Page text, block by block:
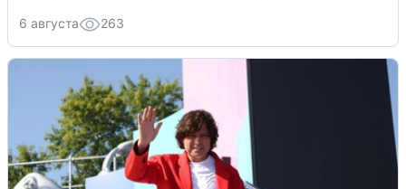
6 августа 263